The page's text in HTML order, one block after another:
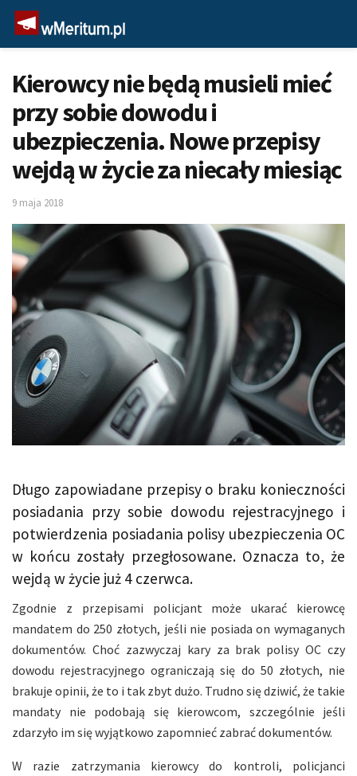
Kierowcy nie będą musieli mieć
przy sobie dowodu i
ubezpieczenia. Nowe przepisy
wejdą w życie za niecały miesiąc
9 maja 2018
Długo zapowiadane przepisy o braku konieczności
posiadania przy sobie dowodu rejestracyjnego i
potwierdzenia posiadania polisy ubezpieczenia OC
w końcu zostały przegłosowane. Oznacza to, że
wejdą w życie już 4 czerwca.
Zgodnie z przepisami policjant może ukarać kierowcę
mandatem do 250 złotych, jeśli nie posiada on wymaganych
dokumentów. Choć zazwyczaj kary za brak polisy OC czy
dowodu rejestracyjnego ograniczają się do 50 złotych, nie
brakuje opinii, że to i tak zbyt dużo. Trudno się dziwić, że takie
mandaty nie podobają się kierowcom, szczególnie jeśli
zdarzyło im się wyjątkowo zapomnieć zabrać dokumentów.
W razie zatrzymania kierowcy do kontroli, policjanci